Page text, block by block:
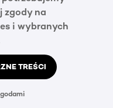
zgody na
i wybranych
TREŚCI